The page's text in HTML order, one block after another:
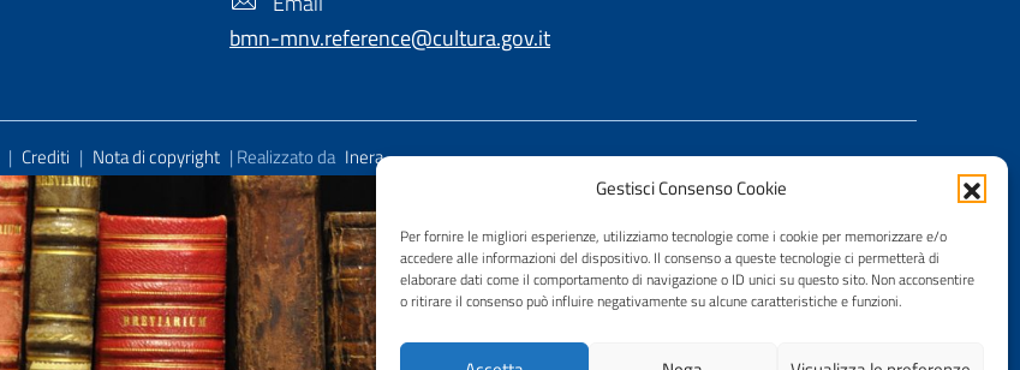
Gestisci Consenso Cookie
Per fornire le migliori esperienze, utilizziamo tecnologie come i cookie per memorizzare e/o
accedere alle informazioni del dispositivo. Il consenso a queste tecnologie ci permetterà di
elaborare dati come il comportamento di navigazione o ID unici su questo sito. Non acconsentire
o ritirare il consenso può influire negativamente su alcune caratteristiche e funzioni.
bmn-mnv.reference@cultura.gov.it
| Crediti | Nota di copyright | Realizzato da Inera